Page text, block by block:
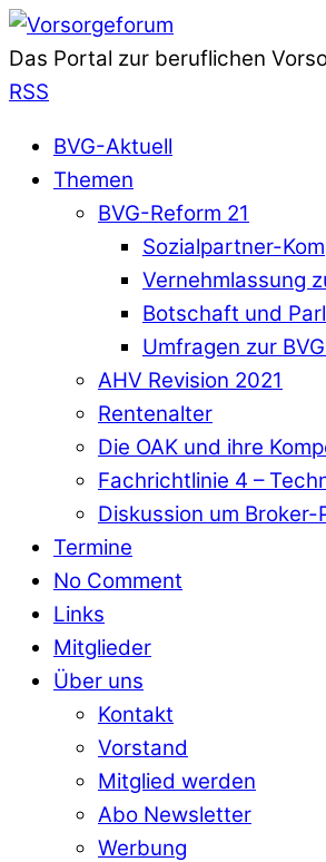
Das Portal zur beruflichen
RSS
BVG-Aktuell
Themen
BVG-Reform 21
Sozialpartner-
Vernehmlassung
Botschaft und
Umfragen zur
AHV Revision 2021
Rentenalter
Die OAK und ihre
Fachrichtlinie 4 –
Diskussion um Broker-
Termine
No Comment
Links
Mitglieder
Über uns
Kontakt
Vorstand
Mitglied werden
Abo Newsletter
Werbung